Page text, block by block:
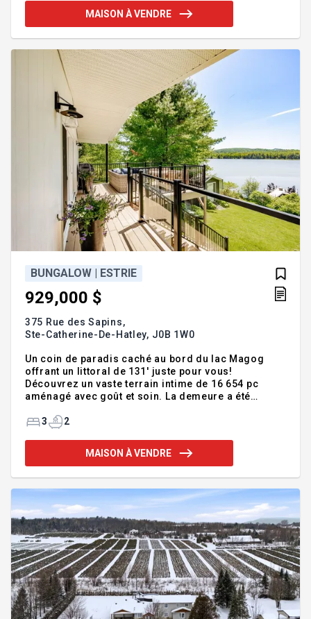
l'environnement. Sous-sol entièrement aménagé
offrant plusieurs possibilités. Emplacement
détaillée. Une occasion exceptionnelle à saisir!
Addenda :Dès votr
MAISON À VENDRE
BUNGALOW | ESTRIE
929,000 $
375 Rue des Sapins,
Ste-Catherine-De-Hatley, J0B 1W0
Un coin de paradis caché au bord du lac Magog
offrant un littoral de 131' juste pour vous!
Découvrez un vaste terrain intime de 16 654 pc
aménagé avec goût et soin. La demeure a été
lumineux, une cuisine de rêve avec îlot central, une
chambres et 2 s.b. complètes et un grand patio pour
admirer le paysage. Profitez d'une proximité avec
chaque matin avec une vue imprenable sur l'un des
plus beaux plans d'e
3 2
MAISON À VENDRE